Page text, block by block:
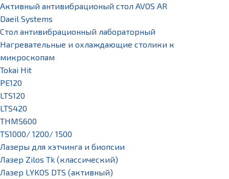
Активный антивибрационый стол AVOS AR
Daeil Systems
Стол антивибрационный лабораторный
Нагревательные и охлаждающие столики к
микроскопам
Tokai Hit
PE120
LTS120
LTS420
THMS600
TS1000/ 1200/ 1500
Лазеры для хэтчинга и биопсии
Лазер Zilos Tk (классический)
Лазер LYKOS DTS (активный)